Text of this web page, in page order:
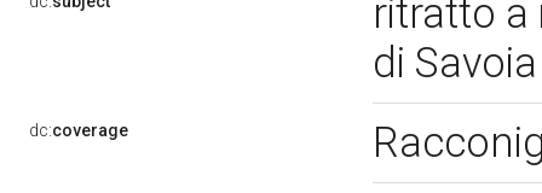
ritratto a
di
dc:coverage